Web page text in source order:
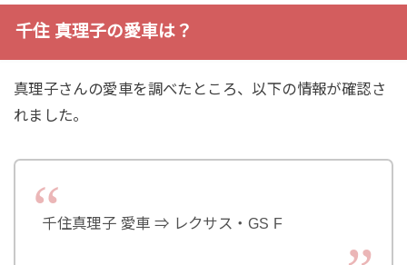
千住 真理子の愛車は？
真理子さんの愛車を調べたところ、以下の情報が確認さ
れました。
千住真理子 愛車 ⇒ レクサス・GS F